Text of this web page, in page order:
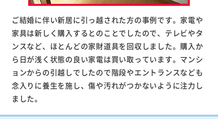
ご結婚に伴い新居に引っ越された方の事例です。家電や
家具は新しく購入するとのことでしたので、テレビやタ
ンスなど、ほとんどの家財道具を回収しました。購入か
ら日が浅く状態の良い家電は買い取っています。マンシ
ョンからの引越しでしたので階段やエントランスなども
念入りに養生を施し、傷や汚れがつかないように注力し
ました。